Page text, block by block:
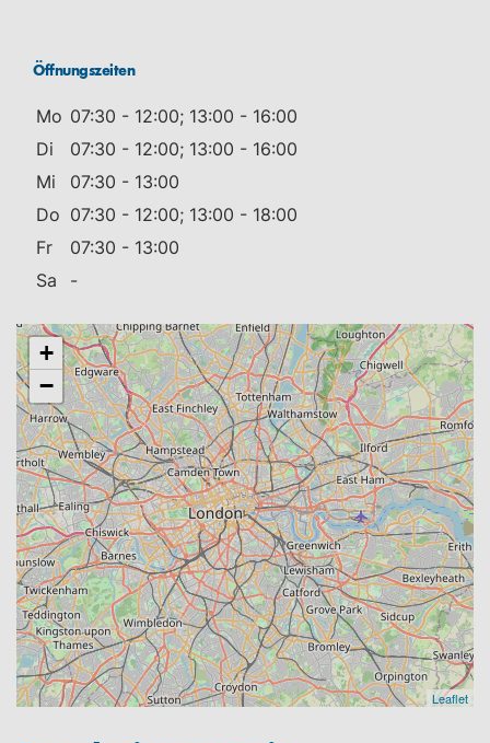
Öffnungszeiten
Mo 07:30 - 12:00; 13:00 - 16:00
Di
07:30 - 12:00; 13:00 - 16:00
Mi
07:30 - 13:00
Do 07:30 - 12:00; 13:00 - 18:00
Fr
07:30 - 13:00
Sa
-
+
−
Leaflet